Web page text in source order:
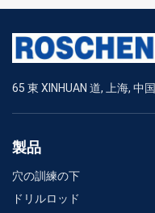
65 東 XINHUAN 道, 上海, 中国
製品
穴の訓練の下
ドリルロッド